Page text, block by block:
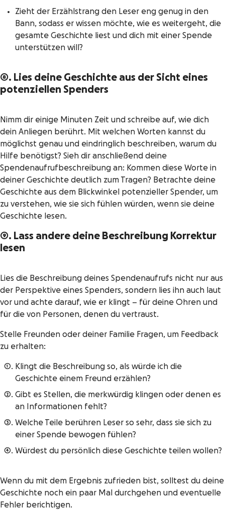
Zieht der Erzählstrang den Leser eng genug in den
Bann, sodass er wissen möchte, wie es weitergeht, die
gesamte Geschichte liest und dich mit einer Spende
unterstützen will?
8. Lies deine Geschichte aus der Sicht eines
potenziellen Spenders
Nimm dir einige Minuten Zeit und schreibe auf, wie dich
dein Anliegen berührt. Mit welchen Worten kannst du
möglichst genau und eindringlich beschreiben, warum du
Hilfe benötigst? Sieh dir anschließend deine
Spendenaufrufbeschreibung an: Kommen diese Worte in
deiner Geschichte deutlich zum Tragen? Betrachte deine
Geschichte aus dem Blickwinkel potenzieller Spender, um
zu verstehen, wie sie sich fühlen würden, wenn sie deine
Geschichte lesen.
9. Lass andere deine Beschreibung Korrektur
lesen
Lies die Beschreibung deines Spendenaufrufs nicht nur aus
der Perspektive eines Spenders, sondern lies ihn auch laut
vor und achte darauf, wie er klingt – für deine Ohren und
für die von Personen, denen du vertraust.
Stelle Freunden oder deiner Familie Fragen, um Feedback
zu erhalten:
Klingt die Beschreibung so, als würde ich die
Geschichte einem Freund erzählen?
Gibt es Stellen, die merkwürdig klingen oder denen es
an Informationen fehlt?
Welche Teile berühren Leser so sehr, dass sie sich zu
einer Spende bewogen fühlen?
Würdest du persönlich diese Geschichte teilen wollen?
Wenn du mit dem Ergebnis zufrieden bist, solltest du deine
Geschichte noch ein paar Mal durchgehen und eventuelle
Fehler berichtigen.